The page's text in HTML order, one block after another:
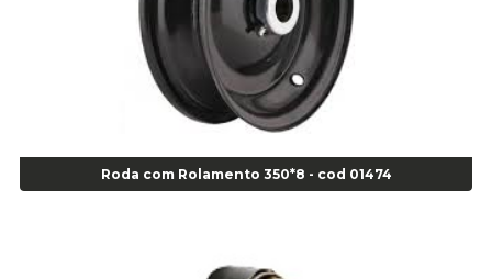
Alicate para Balanceamento - Cod 03078
Alicate para trava de cambio 398 11" - Corneta - Cod 03113
Alicate Universal - Cod 01718
Alicate Universal 8" Gedore - Cod 00133
Anel Centralizador Fiat 4 pçs - Amarelo - Cod 00517
Anel Centralizador Peugeot 4pçs - Branco - Cod 01466
Roda com Rolamento 350*8 - cod 01474